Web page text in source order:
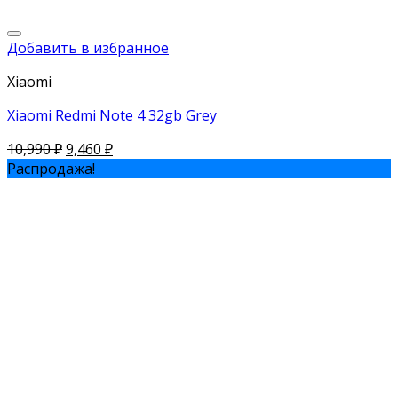
Добавить в избранное
Xiaomi
Xiaomi Redmi Note 4 32gb Grey
10,990₽9,460 ₽
Распродажа!